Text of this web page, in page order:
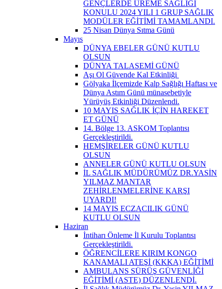
GENÇLERDE ÜREME SAĞLIĞI
KONULU 2024 YILI 1 GRUP SAĞLIK
MODÜLER EĞİTİMİ TAMAMLANDI.
25 Nisan Dünya Sıtma Günü
Mayıs
DÜNYA EBELER GÜNÜ KUTLU
OLSUN
DÜNYA TALASEMİ GÜNÜ
Aşı Ol Güvende Kal Etkinliği ​
Gölyaka İlçemizde Kalp Sağlığı Haftası ve
Dünya Astım Günü münasebetiyle
Yürüyüş Etkinliği Düzenlendi.
10 MAYIS SAĞLIK İÇİN HAREKET
ET GÜNÜ
14. Bölge 13. ASKOM Toplantısı
Gerçekleştirildi.
HEMŞİRELER GÜNÜ KUTLU
OLSUN
ANNELER GÜNÜ KUTLU OLSUN
İL SAĞLIK MÜDÜRÜMÜZ DR.YASİN
YILMAZ MANTAR
ZEHİRLENMELERİNE KARŞI
UYARDI!
14 MAYIS ECZACILIK GÜNÜ
KUTLU OLSUN
Haziran
İntiharı Önleme İl Kurulu Toplantısı
Gerçekleştirildi.
ÖĞRENCİLERE KIRIM KONGO
KANAMALI ATEŞİ (KKKA) EĞİTİMİ
AMBULANS SÜRÜŞ GÜVENLİĞİ
EĞİTİMİ (ASTE) DÜZENLENDİ.